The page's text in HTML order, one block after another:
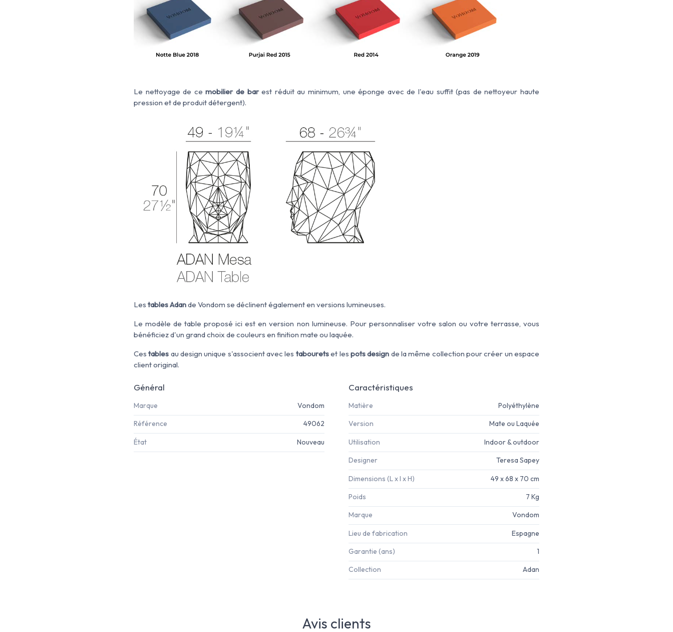
Le nettoyage de cemobilier de barest réduit au minimum, une éponge avec de l'eau suffit (pas de nettoyeur haute
pression et de produit détergent).
Les tables Adande Vondom se déclinent également en versions lumineuses.
Le modèle de table proposé ici est en version non lumineuse. Pour personnaliser votre salon ou votre terrasse, vous
bénéficiez d'un grand choix de couleurs en finition mate ou laquée.
Cestables au design unique s'associent avec les tabouretset les pots design de la même collection pour créer un espace
client original.
Général
Marque Vondom
Référence 49062
État Nouveau
Caractéristiques
Matière Polyéthylène
Version Mate ou Laquée
Utilisation Indoor & outdoor
Designer Teresa Sapey
Dimensions (L x l x H) 49 x 68 x 70 cm
Poids 7 Kg
Marque Vondom
Lieu de fabrication Espagne
Garantie (ans) 1
Collection Adan
Avis clients